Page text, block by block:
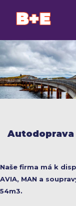
Autodoprava
Naše firma má k
AVIA, MAN a
54m3.